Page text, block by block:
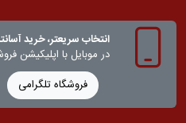
انتخاب سریعتر، خرید
در موبایل با اپلیکیشن‌
فروشگاه تلگرامی